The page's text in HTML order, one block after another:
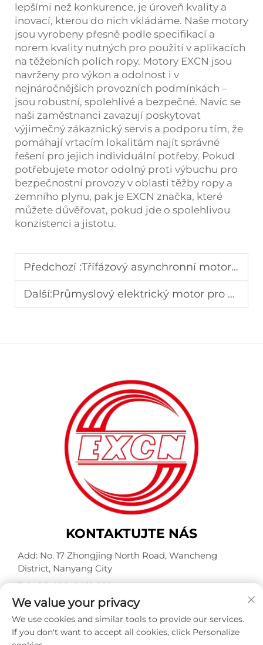
lepšími než konkurence, je úroveň kvality a
inovací, kterou do nich vkládáme. Naše motory
jsou vyrobeny přesně podle specifikací a
norem kvality nutných pro použití v aplikacích
na těžebních polích ropy. Motory EXCN jsou
navrženy pro výkon a odolnost i v
nejnáročnějších provozních podmínkách –
jsou robustní, spolehlivé a bezpečné. Navíc se
naši zaměstnanci zavazují poskytovat
výjimečný zákaznický servis a podporu tím, že
pomáhají vrtacím lokalitám najít správné
řešení pro jejich individuální potřeby. Pokud
potřebujete motor odolný proti výbuchu pro
bezpečnostní provozy v oblasti těžby ropy a
zemního plynu, pak je EXCN značka, které
můžete důvěřovat, pokud jde o spolehlivou
konzistenci a jistotu.
Předchozí :Třífázový asynchronní motor pro čerpadlové systémy: Průmyslový průvodce výkonem
Další:Průmyslový elektrický motor pro kompresory: požadavky na výkon a výběr
KONTAKTUJTE NÁS
Add: No. 17 Zhongjing North Road, Wancheng
District, Nanyang City
Tel:+86-400-0491-999
E-mail: [email protected]
We value your privacy
We use cookies and similar tools to provide our services.
If you don't want to accept all cookies, click Personalize